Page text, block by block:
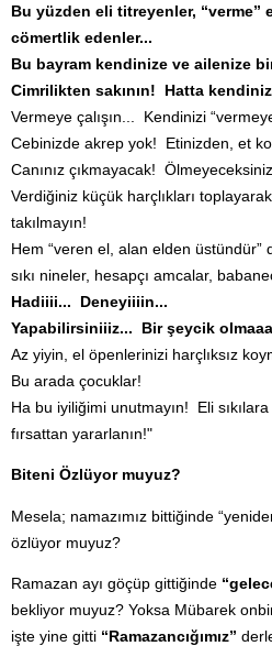
Bu yüzden eli titreyenler, “verme”
cömertlik edenler...
Bu bayram kendinize ve ailenize
Cimrilikten sakının!
Hatta
Vermeye çalışın... Kendinizi
Cebinizde akrep yok! Etinizden, et
Canınız çıkmayacak!
Verdiğiniz küçük harçlıkları
takılmayın!
Hem “veren el, alan elden üstündür”
sıkı nineler, hesapçı amcalar,
Hadiiii...
Deneyiiiin...
Yapabilirsiniiiz...
Bir şeycik
Az yiyin, el öpenlerinizi harçlıksız
Bu arada çocuklar!
Ha bu iyiliğimi unutmayın! Eli
fırsattan yararlanın!"
Biteni Özlüyor muyuz?
Mesela; namazımız bittiğinde
özlüyor muyuz?
Ramazan ayı göçüp gittiğinde
bekliyor muyuz? Yoksa Mübarek
işte yine gitti “Ramazancığımız”